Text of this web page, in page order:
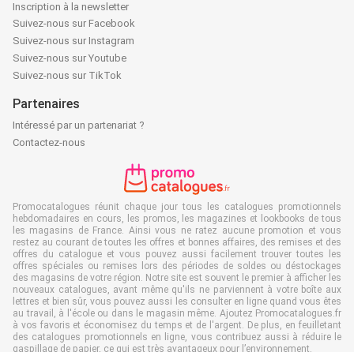
Inscription à la newsletter
Suivez-nous sur Facebook
Suivez-nous sur Instagram
Suivez-nous sur Youtube
Suivez-nous sur TikTok
Partenaires
Intéressé par un partenariat ?
Contactez-nous
Promocatalogues réunit chaque jour tous les catalogues promotionnels
hebdomadaires en cours, les promos, les magazines et lookbooks de tous
les magasins de France. Ainsi vous ne ratez aucune promotion et vous
restez au courant de toutes les offres et bonnes affaires, des remises et des
offres du catalogue et vous pouvez aussi facilement trouver toutes les
offres spéciales ou remises lors des périodes de soldes ou déstockages
des magasins de votre région. Notre site est souvent le premier à afficher les
nouveaux catalogues, avant même qu'ils ne parviennent à votre boîte aux
lettres et bien sûr, vous pouvez aussi les consulter en ligne quand vous êtes
au travail, à l'école ou dans le magasin même. Ajoutez Promocatalogues.fr
à vos favoris et économisez du temps et de l'argent. De plus, en feuilletant
des catalogues promotionnels en ligne, vous contribuez aussi à réduire le
gaspillage de papier, ce qui est très avantageux pour l’environnement.